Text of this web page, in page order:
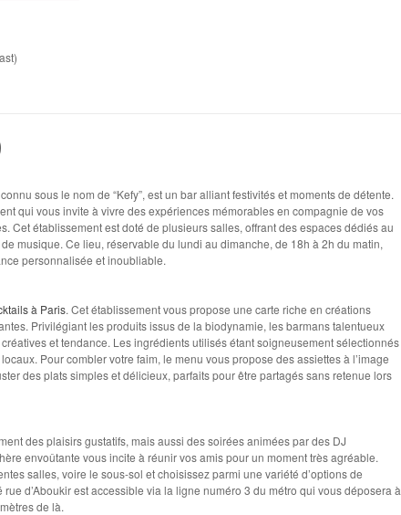
sous le nom de “Kefy”, est un bar alliant festivités et moments de détente.
qui vous invite à vivre des expériences mémorables en compagnie de vos
Cet établissement est doté de plusieurs salles, offrant des espaces dédiés au
musique. Ce lieu, réservable du lundi au dimanche, de 18h à 2h du matin,
personnalisée et inoubliable.
à Paris. Cet établissement vous propose une carte riche en créations
Privilégiant les produits issus de la biodynamie, les barmans talentueux
et tendance. Les ingrédients utilisés étant soigneusement sélectionnés
Pour combler votre faim, le menu vous propose des assiettes à l’image
des plats simples et délicieux, parfaits pour être partagés sans retenue lors
des plaisirs gustatifs, mais aussi des soirées animées par des DJ
envoûtante vous incite à réunir vos amis pour un moment très agréable.
salles, voire le sous-sol et choisissez parmi une variété d’options de
d’Aboukir est accessible via la ligne numéro 3 du métro qui vous déposera à
de là.